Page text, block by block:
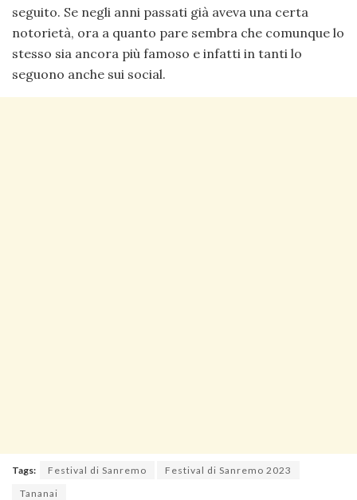
seguito. Se negli anni passati già aveva una certa
notorietà, ora a quanto pare sembra che comunque lo
stesso sia ancora più famoso e infatti in tanti lo
seguono anche sui social.
Tags: Festival di Sanremo
Festival di Sanremo 2023
Tananai